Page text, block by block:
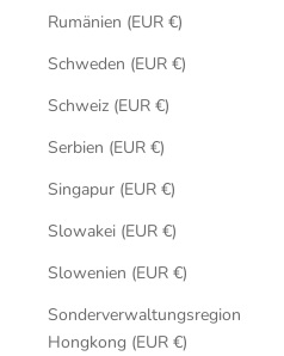
Rumänien (EUR €)
Schweden (EUR €)
Schweiz (EUR €)
Serbien (EUR €)
Singapur (EUR €)
Slowakei (EUR €)
Slowenien (EUR €)
Sonderverwaltungsregion
Hongkong (EUR €)